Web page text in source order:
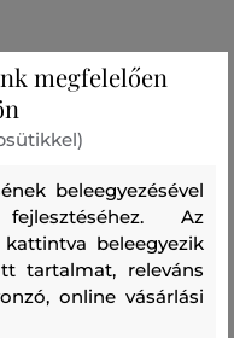
megfelelően
beleegyezésével
Az
beleegyezik
tartalmat, releváns
online vásárlási